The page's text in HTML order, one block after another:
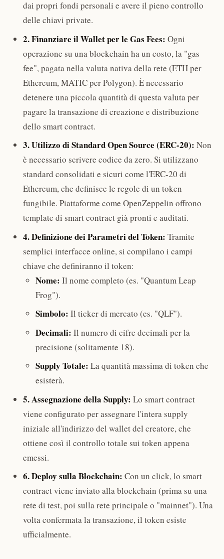
dai propri fondi personali e avere il pieno controllo
delle chiavi private.
2. Finanziare il Wallet per le Gas Fees: Ogni
operazione su una blockchain ha un costo, la "gas
fee", pagata nella valuta nativa della rete (ETH per
Ethereum, MATIC per Polygon). È necessario
detenere una piccola quantità di questa valuta per
pagare la transazione di creazione e distribuzione
dello smart contract.
3. Utilizzo di Standard Open Source (ERC-20): Non
è necessario scrivere codice da zero. Si utilizzano
standard consolidati e sicuri come l'ERC-20 di
Ethereum, che definisce le regole di un token
fungibile. Piattaforme come OpenZeppelin offrono
template di smart contract già pronti e auditati.
4. Definizione dei Parametri del Token: Tramite
semplici interfacce online, si compilano i campi
chiave che definiranno il token:
Nome: Il nome completo (es. "Quantum Leap
Frog").
Simbolo: Il ticker di mercato (es. "QLF").
Decimali: Il numero di cifre decimali per la
precisione (solitamente 18).
Supply Totale: La quantità massima di token che
esisterà.
5. Assegnazione della Supply: Lo smart contract
viene configurato per assegnare l'intera supply
iniziale all'indirizzo del wallet del creatore, che
ottiene così il controllo totale sui token appena
emessi.
6. Deploy sulla Blockchain: Con un click, lo smart
contract viene inviato alla blockchain (prima su una
rete di test, poi sulla rete principale o "mainnet"). Una
volta confermata la transazione, il token esiste
ufficialmente.